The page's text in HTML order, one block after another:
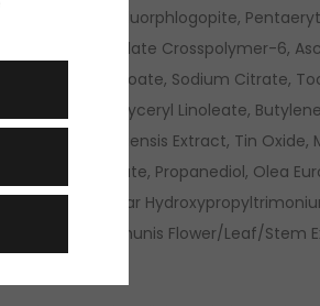
Synthetic Fluorphlogopite,
Polyacrylate Crosspolymer-6,
Sodium Benzoate, Sodium Citrate,
Extract, Glyceryl Linoleate,
Madagascariensis Extract, Tin Oxide,
Sorbate, Propanediol, Olea
Guar
Lapsana Communis Flower/Leaf/Stem